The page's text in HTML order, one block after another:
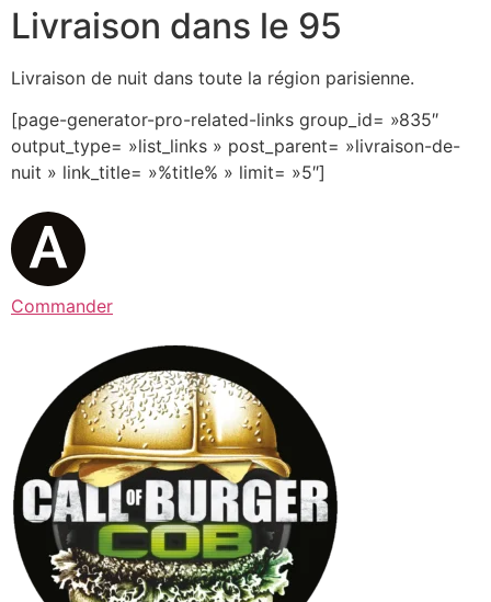
Livraison dans le 95
Livraison de nuit dans toute la région parisienne.
[page-generator-pro-related-links group_id= »835″
output_type= »list_links » post_parent= »livraison-de-
nuit » link_title= »%title% » limit= »5″]
Commander